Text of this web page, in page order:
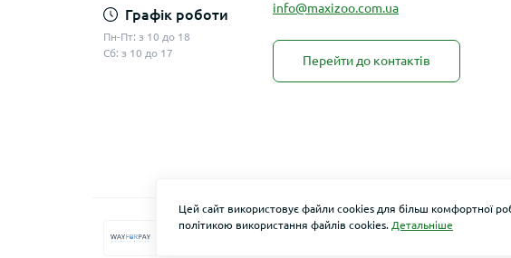
Графік роботи
Пн-Пт: з 10 до 18
Сб: з 10 до 17
info@maxizoo.com.ua
Перейти до контактів
Цей сайт використовує файли cookies для більш комфортної
політикою використання файлів cookies. Детальніше